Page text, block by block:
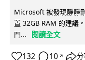
Microsoft 被發現靜靜
置 32GB RAM 的建議
門...
閱讀全文
132 10 ↗